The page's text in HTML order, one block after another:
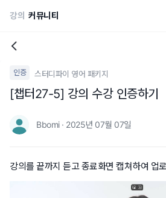
강의 커뮤니티
인증 스터디파이 영어 패키지
[챕터27-5] 강의 수강 인증하기
Bbomi · 2025년 07월 07일
강의를 끝까지 듣고 종료화면 캡쳐하여 업